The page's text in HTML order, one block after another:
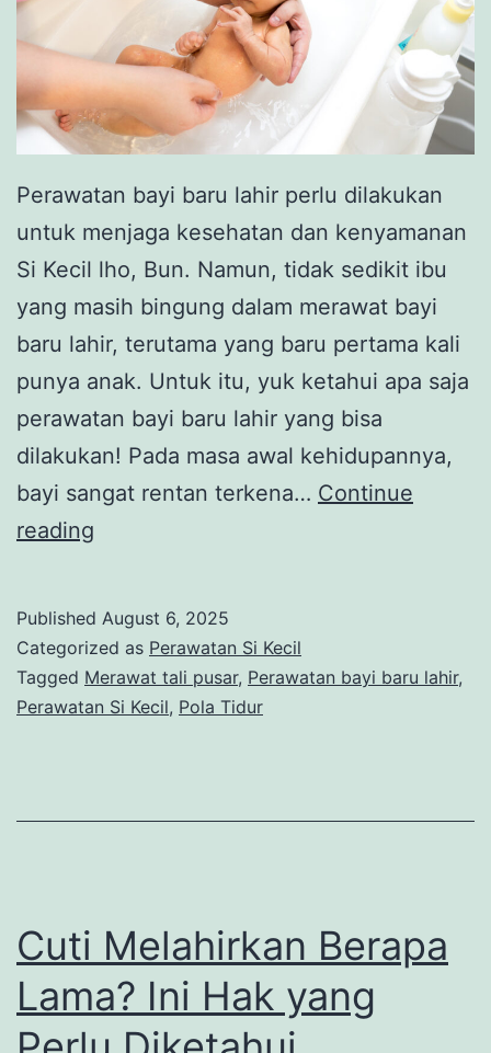
Perawatan bayi baru lahir perlu dilakukan
untuk menjaga kesehatan dan kenyamanan
Si Kecil lho, Bun. Namun, tidak sedikit ibu
yang masih bingung dalam merawat bayi
baru lahir, terutama yang baru pertama kali
punya anak. Untuk itu, yuk ketahui apa saja
perawatan bayi baru lahir yang bisa
dilakukan! Pada masa awal kehidupannya,
bayi sangat rentan terkena… Continue
reading
Baru
Lahir
yang
Published August 6, 2025
Categorized as Perawatan Si Kecil
Tagged Merawat tali pusar, Perawatan bayi baru lahir,
Perawatan Si Kecil, Pola Tidur
Cuti Melahirkan Berapa
Lama? Ini Hak yang